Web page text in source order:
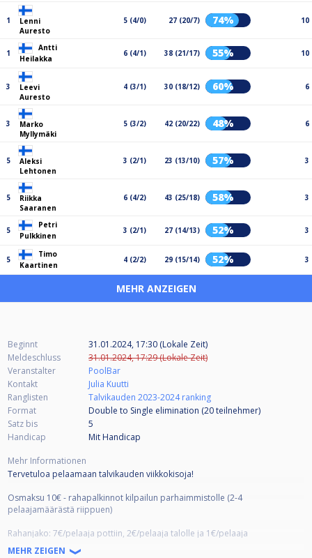
1
Lenni
Auresto
5 (4/0) 27 (20/7) 74% 10
1
Antti
Heilakka
6 (4/1) 38 (21/17) 55% 10
3
Leevi
Auresto
4 (3/1) 30 (18/12) 60% 6
3
Marko
Myllymäki
5 (3/2) 42 (20/22) 48% 6
5
Aleksi
Lehtonen
3 (2/1) 23 (13/10) 57% 3
5
Riikka
Saaranen
6 (4/2) 43 (25/18) 58% 3
5
Petri
Pulkkinen
3 (2/1) 27 (14/13) 52% 3
5
Timo
Kaartinen
4 (2/2) 29 (15/14) 52% 3
MEHR ANZEIGEN
Beginnt
31.01.2024, 17:30 (Lokale Zeit)
Meldeschluss
31.01.2024, 17:29 (Lokale Zeit)
Veranstalter
PoolBar
Kontakt
Julia Kuutti
Ranglisten
Talvikauden 2023-2024 ranking
Format
Double to Single elimination (20teilnehmer)
Satz bis
5
Handicap
Mit Handicap
Mehr Informationen
Tervetuloa pelaamaan talvikauden viikkokisoja!
Osmaksu 10€ - rahapalkinnot kilpailun parhaimmistolle (2-4
pelaajamäärästä riippuen)
Rahanjako: 7€/pelaaja pottiin, 2€/pelaaja talolle ja 1€/pelaaja
viikkokilpailufinaalin lähtöpottiin
MEHR ZEIGEN